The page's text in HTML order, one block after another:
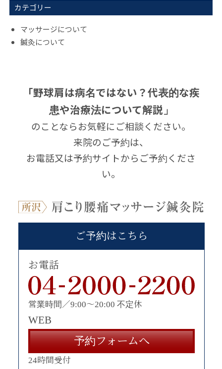
カテゴリー
マッサージについて
鍼灸について
「野球肩は病名ではない？代表的な疾
患や治療法について解説」
のことならお気軽にご相談ください。
来院のご予約は、
お電話又は予約サイトからご予約くださ
い。
ご予約はこちら
お電話
営業時間／9:00〜20:00 不定休
WEB
予約フォームへ
24時間受付